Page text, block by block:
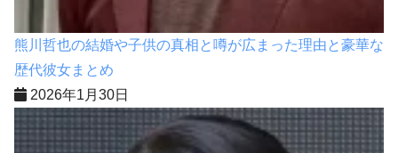
熊川哲也の結婚や子供の真相と噂が広まった理由と豪華な
歴代彼女まとめ
2026年1月30日